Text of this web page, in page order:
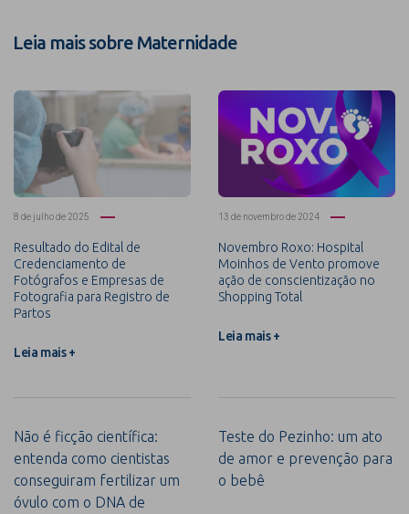
Leia mais sobre Maternidade
8 de julho de 2025
Resultado do Edital de
Credenciamento de
Fotógrafos e Empresas de
Fotografia para Registro de
Partos
Leia mais +
13 de novembro de 2024
Novembro Roxo: Hospital
Moinhos de Vento promove
ação de conscientização no
Shopping Total
Leia mais +
Não é ficção científica:
entenda como cientistas
conseguiram fertilizar um
óvulo com o DNA de
Teste do Pezinho: um ato
de amor e prevenção para
o bebê